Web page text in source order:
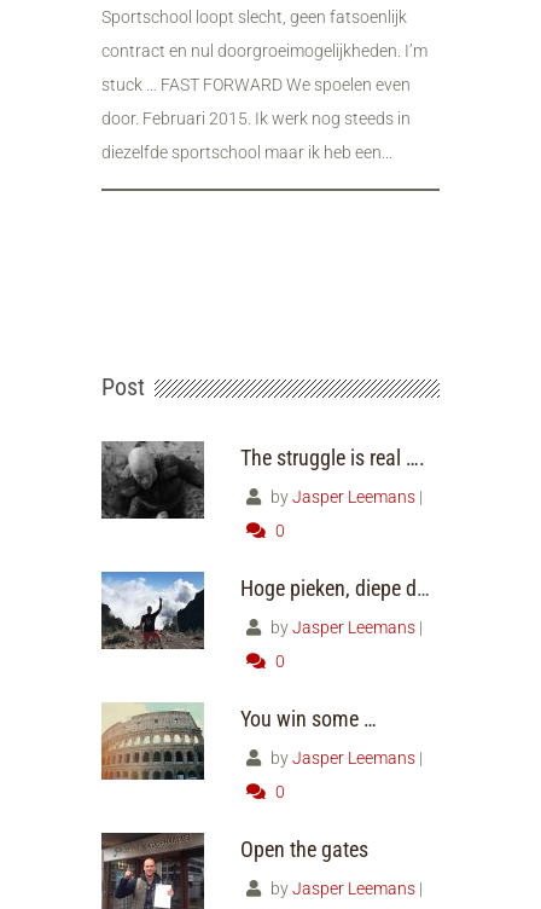
Sportschool loopt slecht, geen fatsoenlijk
contract en nul doorgroeimogelijkheden. I’m
stuck … FAST FORWARD We spoelen even
door. Februari 2015. Ik werk nog steeds in
diezelfde sportschool maar ik heb een...
Post
The struggle is real ….
byJasper Leemans |
0
Hoge pieken, diepe dalen
byJasper Leemans |
0
You win some …
byJasper Leemans |
0
Open the gates
byJasper Leemans |